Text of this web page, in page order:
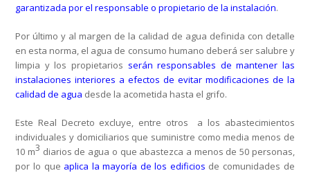
garantizada por el responsable o propietario de la instalación.
Por último y al margen de la calidad de agua definida con detalle
en esta norma, el agua de consumo humano deberá ser salubre y
limpia y los propietarios serán responsables de mantener las
instalaciones interiores a efectos de evitar modificaciones de la
calidad de agua desde la acometida hasta el grifo.
Este Real Decreto excluye, entre otros a los abastecimientos
individuales y domiciliarios que suministre como media menos de
10 m3 diarios de agua o que abastezca a menos de 50 personas,
por lo que aplica la mayoría de los edificios de comunidades de